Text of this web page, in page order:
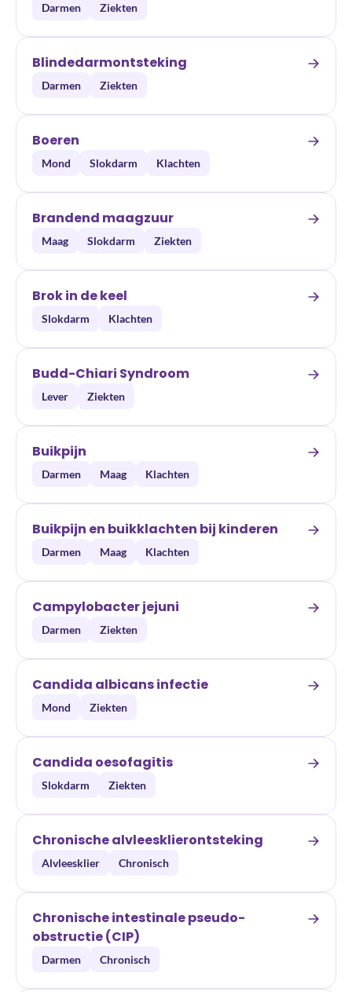
Darmen Ziekten
Blindedarmontsteking
Darmen Ziekten
Boeren
Mond Slokdarm Klachten
Brandend maagzuur
Maag Slokdarm Ziekten
Brok in de keel
Slokdarm Klachten
Budd-Chiari Syndroom
Lever Ziekten
Buikpijn
Darmen Maag Klachten
Buikpijn en buikklachten bij kinderen
Darmen Maag Klachten
Campylobacter jejuni
Darmen Ziekten
Candida albicans infectie
Mond Ziekten
Candida oesofagitis
Slokdarm Ziekten
Chronische alvleesklierontsteking
Alvleesklier Chronisch
Chronische intestinale pseudo-
obstructie (CIP)
Darmen Chronisch